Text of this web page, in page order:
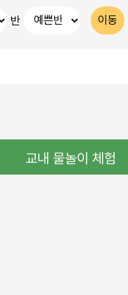
반
교내 물놀이 체험